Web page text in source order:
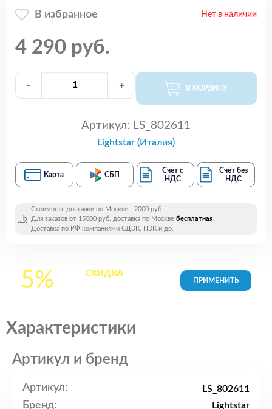
В избранное Нет в наличии
4 290 руб.
- + В КОРЗИНУ
Артикул: LS_802611
Lightstar (Италия)
Карта СБП
Счёт с
НДС
Счёт без
НДС
Стоимость доставки по Москве - 2000 руб.
Для заказов от 15000 руб. доставка по Москве бесплатная.
Доставка по РФ компаниями СДЭК, ПЭК и др.
5% СКИДКАна все
Характеристики
Артикул и бренд
Артикул: LS_802611
Бренд: Lightstar